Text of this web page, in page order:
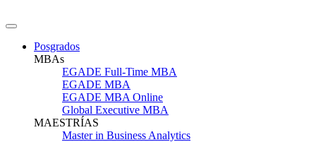
Posgrados
MBAs
EGADE Full-Time MBA
EGADE MBA
EGADE MBA Online
Global Executive MBA
MAESTRÍAS
Master in Business Analytics